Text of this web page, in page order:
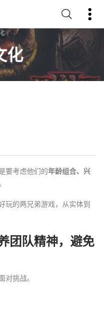
化
要考虑他们的年龄组合、兴
玩的两兄弟游戏，从实体到
团队精神，避免
挑战。